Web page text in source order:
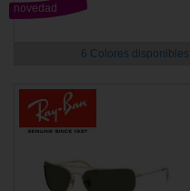
novedad
6 Colores disponibles